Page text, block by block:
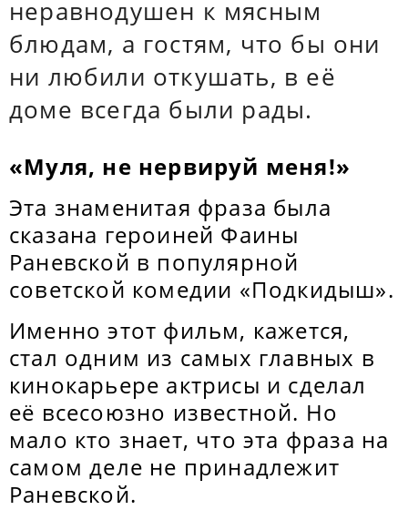
неравнодушен к мясным
блюдам, а гостям, что бы они
ни любили откушать, в её
доме всегда были рады.
«Муля, не нервируй меня!»
Эта знаменитая фраза была
сказана героиней Фаины
Раневской в популярной
советской комедии «Подкидыш».
Именно этот фильм, кажется,
стал одним из самых главных в
кинокарьере актрисы и сделал
её всесоюзно известной. Но
мало кто знает, что эта фраза на
самом деле не принадлежит
Раневской.